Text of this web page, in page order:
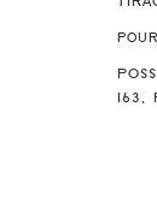
163,